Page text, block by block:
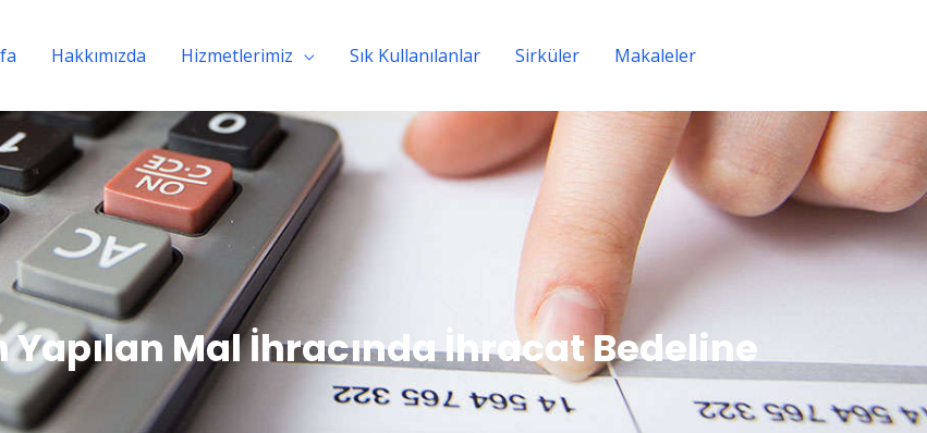
Hakkımızda Hizmetlerimiz Sık Kullanılanlar Sirküler Makaleler
Mal İhracında İhracat Bedeline